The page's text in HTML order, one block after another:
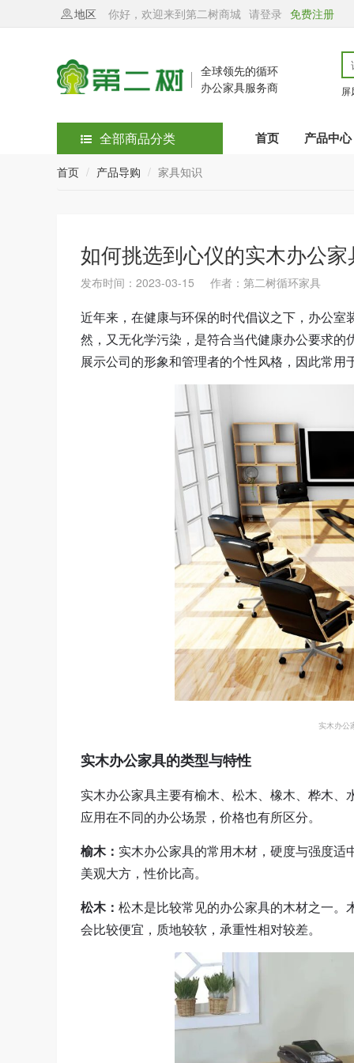
地区 你好，欢迎来到第二树商城 请登录 免费注册
全球领先的循环
办公家具服务商
全部商品分类 首页 产品中心
首页 产品导购 家具知识
如何挑选到心仪的实木办公
发布时间：2023-03-15 作者：第二树循环家具
近年来，在健康与环保的时代倡议之下，办公
然，又无化学污染，是符合当代健康办公要求
展示公司的形象和管理者的个性风格，因此常
实木办公
实木办公家具的类型与特性
实木办公家具主要有榆木、松木、橡木、桦木
应用在不同的办公场景，价格也有所区分。
榆木： 实木办公家具的常用木材，硬度与强度
美观大方，性价比高。
松木： 松木是比较常见的办公家具的木材之一
会比较便宜，质地较软，承重性相对较差。